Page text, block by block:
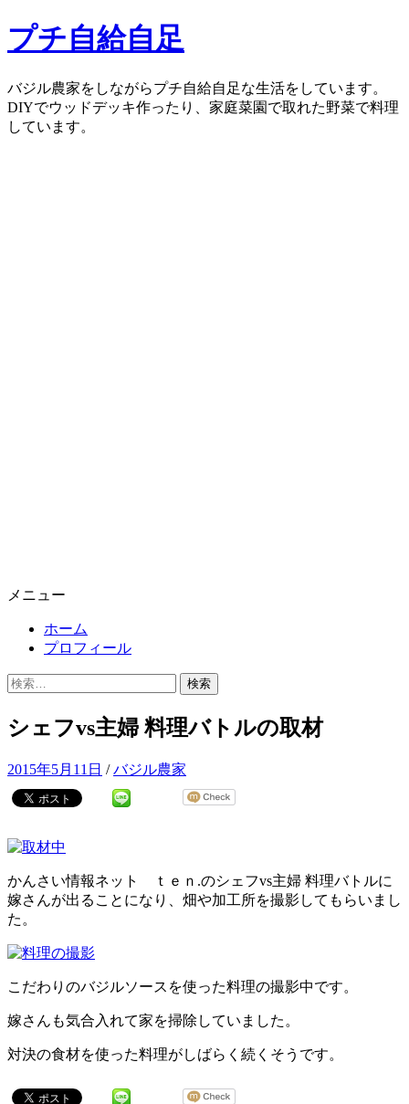
コ
ン
ン
ツ
へ
プチ自給自足
バジル農家をしながらプチ自給自足な生活をしています。
DIYでウッドデッキ作ったり、家庭菜園で取れた野菜で料理
しています。
メニュー
ホーム
プロフィール
検
シェフvs主婦 料理バトルの取材
2015年5月11日 /バジル農家
かんさい情報ネット ｔｅｎ.のシェフvs主婦 料理バトルに
嫁さんが出ることになり、畑や加工所を撮影してもらいまし
た。
こだわりのバジルソースを使った料理の撮影中です。
嫁さんも気合入れて家を掃除していました。
対決の食材を使った料理がしばらく続くそうです。